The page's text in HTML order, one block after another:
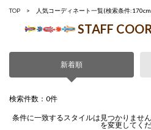
TOP 人気コーディネート一覧(検索条件
STAFF
新着順
検索件数：0件
条件に一致するスタイルは見つかりませ
を変更してくだ